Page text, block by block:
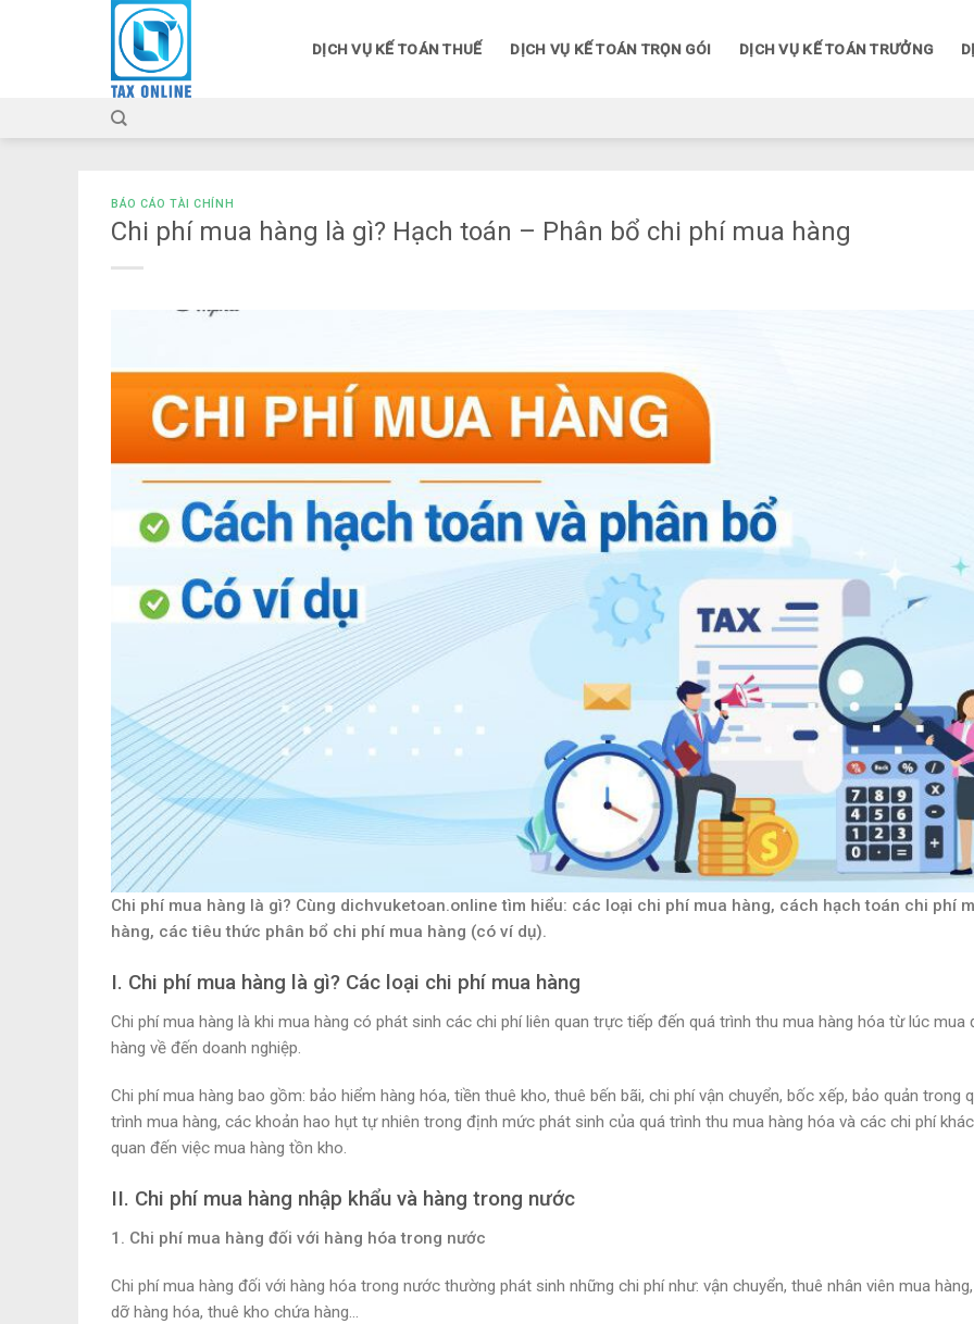
DỊCH VỤ KẾ TOÁN THUẾ DỊCH VỤ KẾ TOÁN TRỌN GÓI DỊCH VỤ KẾ TOÁN TRƯỞNG
BÁO CÁO TÀI CHÍNH
Chi phí mua hàng là gì? Hạch toán – Phân bổ chi phí mua hàng
Chi phí mua hàng là gì? Cùng dichvuketoan.online tìm hiểu: các loại chi phí mua hàng, cách hạch toán chi phí
hàng, các tiêu thức phân bổ chi phí mua hàng (có ví dụ).
I. Chi phí mua hàng là gì? Các loại chi phí mua hàng
Chi phí mua hàng là khi mua hàng có phát sinh các chi phí liên quan trực tiếp đến quá trình thu mua hàng hóa từ lúc mua
hàng về đến doanh nghiệp.
Chi phí mua hàng bao gồm: bảo hiểm hàng hóa, tiền thuê kho, thuê bến bãi, chi phí vận chuyển, bốc xếp, bảo quản trong
trình mua hàng, các khoản hao hụt tự nhiên trong định mức phát sinh của quá trình thu mua hàng hóa và các chi phí
quan đến việc mua hàng tồn kho.
II. Chi phí mua hàng nhập khẩu và hàng trong nước
1. Chi phí mua hàng đối với hàng hóa trong nước
Chi phí mua hàng đối với hàng hóa trong nước thường phát sinh những chi phí như: vận chuyển, thuê nhân viên mua
dỡ hàng hóa, thuê kho chứa hàng…